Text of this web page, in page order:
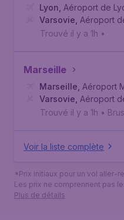
Lyon Aéroport de
Varsovie Aéroport
Trouvé il y a 1h •
Marseille
Marseille Aéroport
Varsovie Aéroport
Trouvé il y a 1h •
Voir la liste complète
*Prix initiaux pour un vol aller-
Les prix ne comprennent pas
Plus de détails